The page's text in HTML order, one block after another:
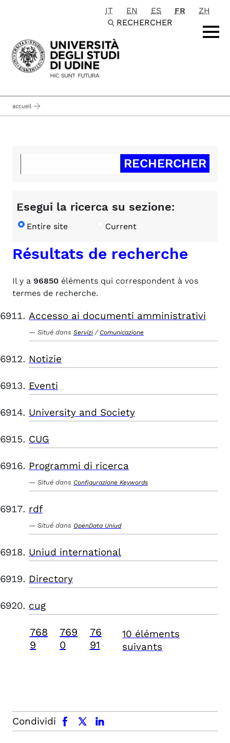
Passa al contenuto principale
IT EN ES FR
ZH
RECHERCHER
accueil
Esegui la ricerca su sezione:
Entire site Current
Résultats de recherche
Il y a 96850 éléments qui correspondent à vos
termes de recherche.
Accesso ai documenti amministrativi
Situé dans Servizi / Comunicazione
Notizie
Eventi
University and Society
CUG
Programmi di ricerca
Situé dans Configurazione Keywords
rdf
Situé dans OpenData Uniud
Uniud international
Directory
cug
768
9
769
0
76
91
10 éléments
suivants
Condividi
facebook x.com linkedin